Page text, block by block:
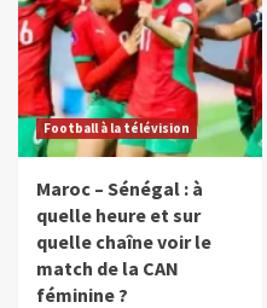
Football à la télévision
Maroc – Sénégal : à
quelle heure et sur
quelle chaîne voir le
match de la CAN
féminine ?